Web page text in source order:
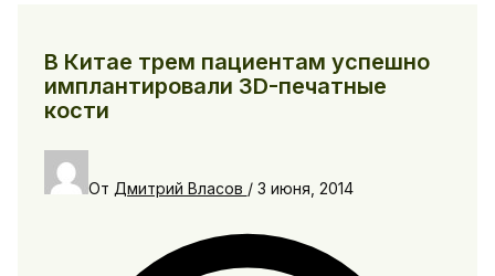
В Китае трем пациентам успешно
имплантировали 3D-печатные
кости
От Дмитрий Власов / 3 июня, 2014